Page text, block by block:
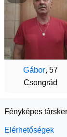
Gábor, 57
Csongrád
Fényképes
Elérhetőségek